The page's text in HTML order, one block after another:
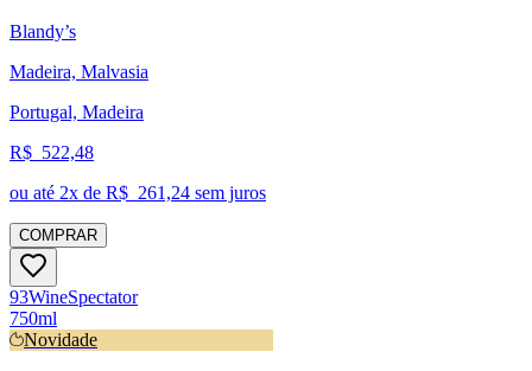
Blandy’s
Madeira, Malvasia
Portugal, Madeira
R$ 522,48
ou até 2x de R$ 261,24 sem juros
COMPRAR
93WineSpectator
750ml
Novidade